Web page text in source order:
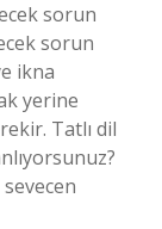
sorun
sorun
ikna
yerine
Tatlı dil
sevecen